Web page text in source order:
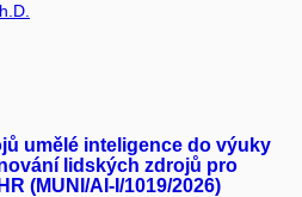
umělé inteligence do výuky
lidských zdrojů pro
(MUNI/AI-I/1019/2026)